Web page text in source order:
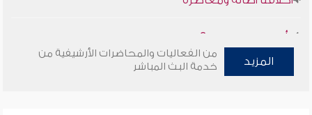
سلسلة محاضرات نفحات رمضانية 1444هـ
المزيد
من الفعاليات والمحاضرات الأرشيفية من
خدمة البث المباشر